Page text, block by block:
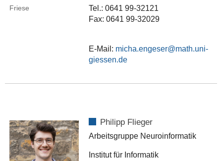
Friese
Tel.: 0641 99-32121
Fax: 0641 99-32029
E-Mail: micha.engeser
Philipp Flieger
Arbeitsgruppe Neuroinformatik
Institut für Informatik